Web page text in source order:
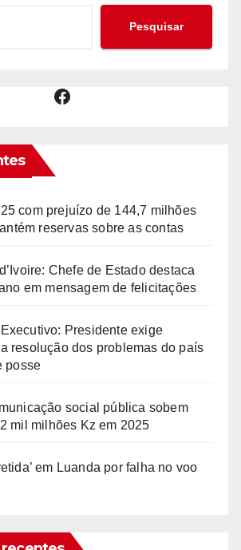
Pesquisar
Facebook
com prejuízo de 144,7 milhões
reservas sobre as contas
Chefe de Estado destaca
em mensagem de felicitações
Presidente exige
resolução dos problemas do país
posse
social pública sobem
mil milhões Kz em 2025
em Luanda por falha no voo